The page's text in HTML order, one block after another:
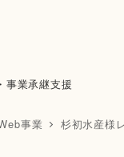
事業承継支援
事業 杉初水産様